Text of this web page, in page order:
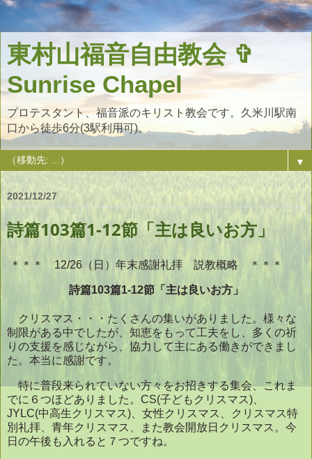
東村山福音自由教会 ✞
Sunrise Chapel
プロテスタント、福音派のキリスト教会です。久米川駅南
口から徒歩6分(3駅利用可)。
▼
2021/12/27
詩篇103篇1-12節「主は良いお方」
＊＊＊ 12/26（日）年末感謝礼拝 説教概略 ＊＊＊
詩篇103篇1-12節「主は良いお方」
クリスマス・・・たくさんの集いがありました。様々な
制限がある中でしたが、知恵をもって工夫をし、多くの祈
りの支援を感じながら、協力して主にある働きができまし
た。本当に感謝です。
特に普段来られていない方々をお招きする集会、これま
でに６つほどありました。 CS(子どもクリスマス)
JYLC(中高生クリスマス) 、女性クリスマス、クリスマス特
別礼拝、青年クリスマス、また教会開放日クリスマス。今
日の午後も入れると７つですね。